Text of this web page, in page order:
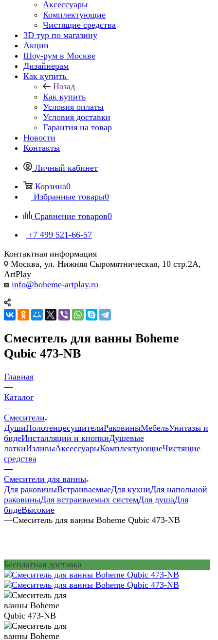
Аксессуары
Комплектующие
Чистящие средства
3D тур по магазину
Акции
Шоу-рум в Москве
Дизайнерам
Как купить
Назад
Как купить
Условия оплаты
Условия доставки
Гарантия на товар
Новости
Контакты
Личный кабинет
Корзина0
Избранные товары0
Сравнение товаров0
+7 499 521-66-57
Контактная информация
Москва, ул. Нижняя Сыромятническая, 10 стр.2А,
ArtPlay
info@boheme-artplay.ru
Смеситель для ванны Boheme
Qubic 473-NB
Главная
—
Каталог
—
Смесители
ДушиПолотенцесушителиРаковиныМебельУнитазы и
бидеИнсталляции и кнопкиДушевые
лоткиИзливыАксессуарыКомплектующиеЧистящие
средства
—
Смесители для ванны
Для раковиныВстраиваемыеДля кухниДля напольной
раковиныДля встраиваемых системДля душаДля
бидеВысокие
—Смеситель для ванны Boheme Qubic 473-NB
Бесплатная доставка